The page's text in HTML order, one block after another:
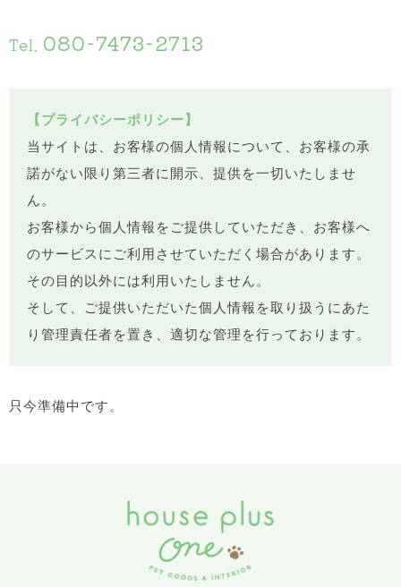
Tel. 080-7473-2713
【プライバシーポリシー】
当サイトは、お客様の個人情報について、お客様の承
諾がない限り第三者に開示、提供を一切いたしませ
ん。
お客様から個人情報をご提供していただき、お客様へ
のサービスにご利用させていただく場合があります。
その目的以外には利用いたしません。
そして、ご提供いただいた個人情報を取り扱うにあた
り管理責任者を置き、適切な管理を行っております。
只今準備中です。